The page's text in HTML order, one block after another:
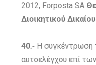
2012, Forposta SA
Διοικητικού
40.- Η συγκέντρωση
αυτοελέγχου επί